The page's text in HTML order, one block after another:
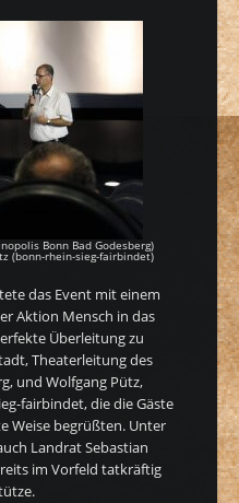
Bonn Bad Godesberg)
(bonn-rhein-sieg-fairbindet)
das Event mit einem
Aktion Mensch in das
Überleitung zu
Theaterleitung des
und Wolfgang Pütz,
fairbindet, die die Gäste
Weise begrüßten. Unter
Landrat Sebastian
im Vorfeld tatkräftig